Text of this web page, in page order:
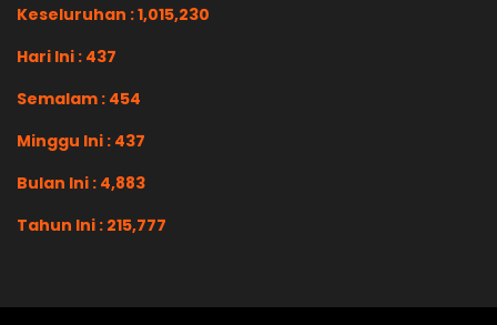
Keseluruhan : 1,015,230
Hari Ini : 437
Semalam : 454
Minggu Ini : 437
Bulan Ini : 4,883
Tahun Ini : 215,777